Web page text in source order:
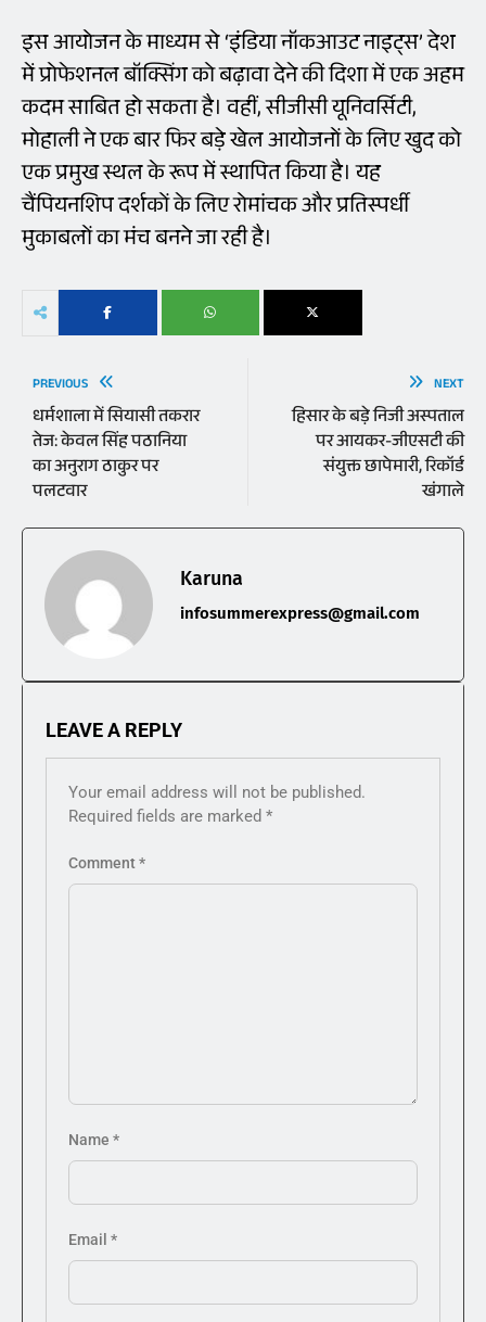
इस आयोजन के माध्यम से ‘इंडिया नॉकआउट नाइट्स’ देश
में प्रोफेशनल बॉक्सिंग को बढ़ावा देने की दिशा में एक अहम
कदम साबित हो सकता है। वहीं, सीजीसी यूनिवर्सिटी,
मोहाली ने एक बार फिर बड़े खेल आयोजनों के लिए खुद को
एक प्रमुख स्थल के रूप में स्थापित किया है। यह
चैंपियनशिप दर्शकों के लिए रोमांचक और प्रतिस्पर्धी
मुकाबलों का मंच बनने जा रही है।
PREVIOUS
धर्मशाला में सियासी तकरार
तेज: केवल सिंह पठानिया
का अनुराग ठाकुर पर
पलटवार
NEXT
हिसार के बड़े निजी अस्पताल
पर आयकर-जीएसटी की
संयुक्त छापेमारी, रिकॉर्ड
खंगाले
Karuna
infosummerexpress@gmail.com
LEAVE A REPLY
Your email address will not be published.
Required fields are marked *
Comment*
Name *
Email *